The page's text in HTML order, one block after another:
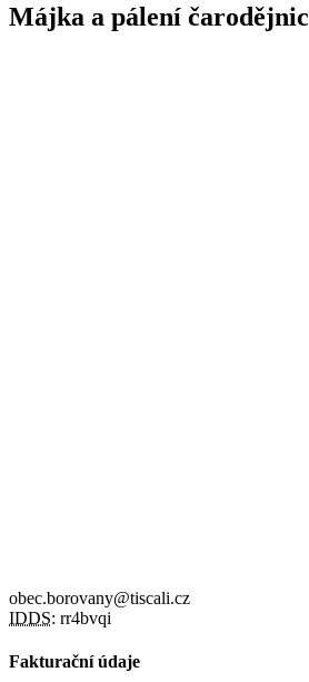
Májka a pálení čarodějnic
obec.borovany@tiscali.cz
IDDS: rr4bvqi
Fakturační údaje